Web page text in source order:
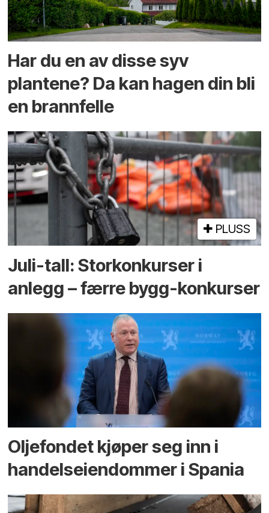
Har du en av disse syv
plantene? Da kan hagen din bli
en brannfelle
PLUSS
Juli-tall: Storkonkurser i
anlegg – færre bygg-konkurser
Oljefondet kjøper seg inn i
handels­eiendommer i Spania